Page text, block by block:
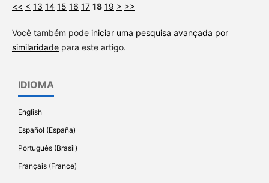
<< < 13 14 15 16 17 18 19 > >>
Você também pode iniciar uma pesquisa avançada por
similaridadepara este artigo.
IDIOMA
English
Español (España)
Português (Brasil)
Français (France)